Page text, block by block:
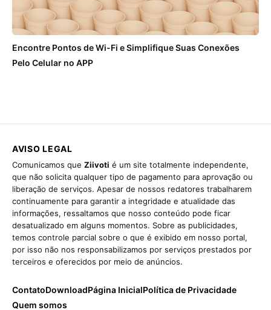
Encontre Pontos de Wi-Fi e Simplifique Suas Conexões
Pelo Celular no APP
AVISO LEGAL
Comunicamos que Ziivoti é um site totalmente independente,
que não solicita qualquer tipo de pagamento para aprovação ou
liberação de serviços. Apesar de nossos redatores trabalharem
continuamente para garantir a integridade e atualidade das
informações, ressaltamos que nosso conteúdo pode ficar
desatualizado em alguns momentos. Sobre as publicidades,
temos controle parcial sobre o que é exibido em nosso portal,
por isso não nos responsabilizamos por serviços prestados por
terceiros e oferecidos por meio de anúncios.
ContatoDownloadPágina InicialPolítica de Privacidade
Quem somos